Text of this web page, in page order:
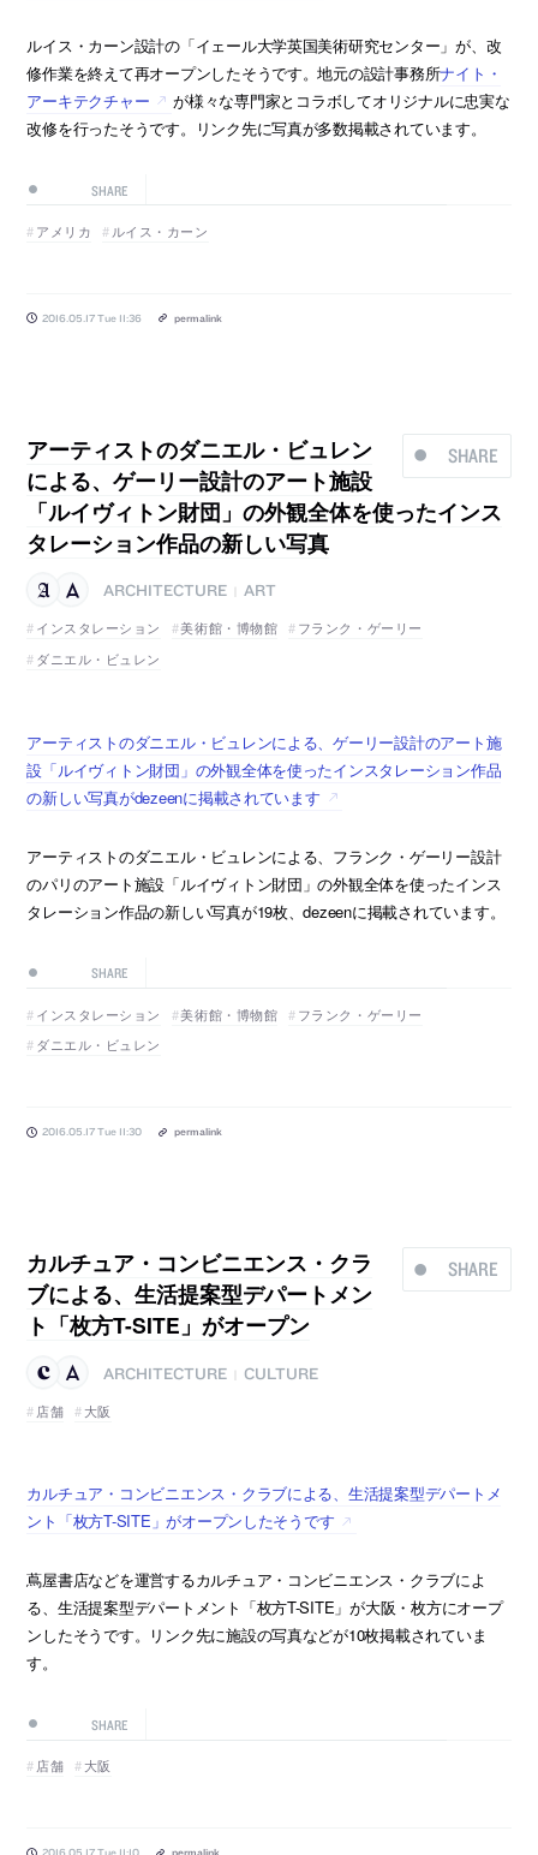
ルイス・カーン設計の「イェール大学英国美術研究センター」が、改
修作業を終えて再オープンしたそうです。地元の設計事務所ナイト・
アーキテクチャー
が様々な専門家とコラボしてオリジナルに忠実な
改修を行ったそうです。リンク先に写真が多数掲載されています。
SHARE
アメリカ ルイス・カーン
2016.05.17 Tue 11:36 permalink
SHARE
アーティストのダニエル・ビュレン
による、ゲーリー設計のアート施設
「ルイヴィトン財団」の外観全体を使ったインス
タレーション作品の新しい写真
ARCHITECTURE
ART
インスタレーション
美術館・博物館
フランク・ゲーリー
ダニエル・ビュレン
アーティストのダニエル・ビュレンによる、ゲーリー設計のアート施
設「ルイヴィトン財団」の外観全体を使ったインスタレーション作品
の新しい写真がdezeenに掲載されています
アーティストのダニエル・ビュレンによる、フランク・ゲーリー設計
のパリのアート施設「ルイヴィトン財団」の外観全体を使ったインス
タレーション作品の新しい写真が19枚、dezeenに掲載されています。
SHARE
インスタレーション 美術館・博物館
フランク・ゲーリー
ダニエル・ビュレン
2016.05.17 Tue 11:30 permalink
SHARE
カルチュア・コンビニエンス・クラ
ブによる、生活提案型デパートメン
ト「枚方T-SITE」がオープン
ARCHITECTURE
CULTURE
店舗
大阪
カルチュア・コンビニエンス・クラブによる、生活提案型デパートメ
ント「枚方T-SITE」がオープンしたそうです
蔦屋書店などを運営するカルチュア・コンビニエンス・クラブによ
る、生活提案型デパートメント「枚方T-SITE」が大阪・枚方にオープ
ンしたそうです。リンク先に施設の写真などが10枚掲載されていま
す。
SHARE
店舗 大阪
2016.05.17 Tue 11:10 permalink